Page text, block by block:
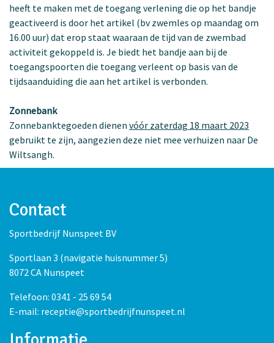
heeft te maken met de toegang verlening die op het bandje
geactiveerd is door het artikel (bv zwemles op maandag om
16.00 uur) dat erop staat waaraan de tijd van de zwembad
activiteit gekoppeld is. Je biedt het bandje aan bij de
toegangspoorten die toegang verleent op basis van de
tijdsaanduiding die aan het artikel is verbonden.
Zonnebank
Zonnebanktegoeden dienen vóór zaterdag 18 maart 2023
gebruikt te zijn, aangezien deze niet mee verhuizen naar De
Wiltsangh.
Contact
Sportbedrijf Nunspeet BV
Sportlaan 3 (navigatie huisnummer 5)
8072 CA Nunspeet
Telefoon: 0341 - 25 69 54
E-mail: receptie@sportbedrijfnunspeet.nl